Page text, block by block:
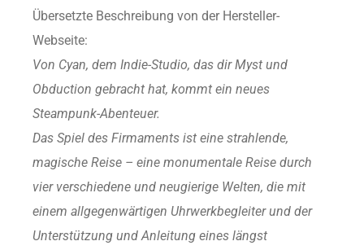
Übersetzte Beschreibung von der Hersteller-
Webseite:
Von Cyan, dem Indie-Studio, das dir Myst und
Obduction gebracht hat, kommt ein neues
Steampunk-Abenteuer.
Das Spiel des Firmaments ist eine strahlende,
magische Reise – eine monumentale Reise durch
vier verschiedene und neugierige Welten, die mit
einem allgegenwärtigen Uhrwerkbegleiter und der
Unterstützung und Anleitung eines längst